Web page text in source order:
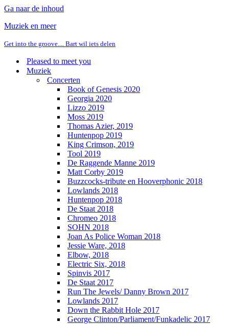
Ga naar de inhoud
Muziek en meer
Get into the groove.... Bart wil iets delen
Pleased to meet you
Muziek
Concerten
Book of Genesis 2020
Georgia 2020
Lizzo 2019
Moss 2019
Thomas Azier, 2019
Huntenpop 2019
King Crimson, 2019
Tool 2019
De Raggende Manne 2019
Matt Corby 2019
Buzzcocks-tribute en Hooverphonic 2018
Lowlands 2018
Huntenpop 2018
De Staat 2018
Chromeo 2018
SOHN 2018
Joan As Police Woman 2018
Jessie Ware, 2018
Elbow, 2018
Electric Six, 2018
Spinvis 2017
De Staat 2017
Run The Jewels/ Danny Brown 2017
Lowlands 2017
Down the Rabbit Hole 2017
George Clinton/Parliament/Funkadelic 2017